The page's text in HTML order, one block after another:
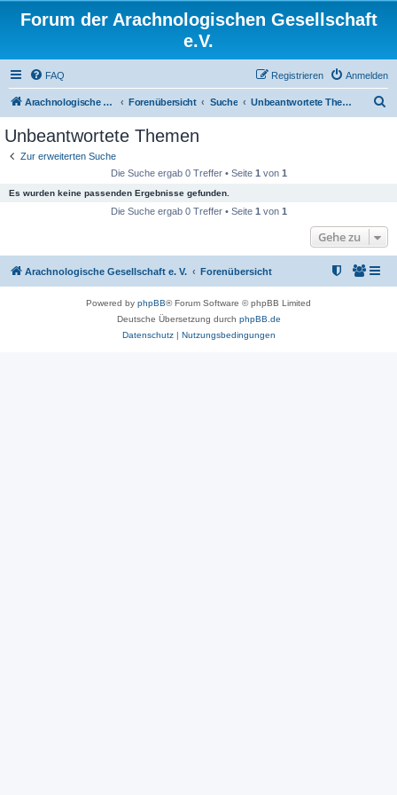
Forum der Arachnologischen Gesellschaft
e.V.
FAQ Anmelden
Registrieren
Arachnologische Gesellschaft e. V. Forenübersicht Suche Unbeantwortete Themen
Unbeantwortete Themen
Zur erweiterten Suche
Die Suche ergab 0 Treffer • Seite 1 von 1
Es wurden keine passenden Ergebnisse gefunden.
Die Suche ergab 0 Treffer • Seite 1 von 1
Gehe zu
Arachnologische Gesellschaft e. V. Forenübersicht
Powered by phpBB® Forum Software © phpBB Limited
Deutsche Übersetzung durch phpBB.de
Datenschutz| Nutzungsbedingungen